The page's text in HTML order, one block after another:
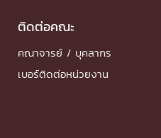
ติดต่อคณะ
คณาจารย์ / บุคลากร
เบอร์ติดต่อหน่วยงาน